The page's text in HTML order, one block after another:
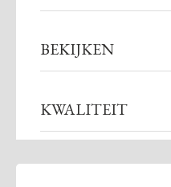
BEKIJKEN
KWALITEIT